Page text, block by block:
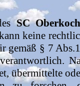
SC
keine
gemäß § 7
verantwortlich.
übermittelte